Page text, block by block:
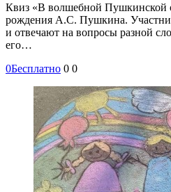
Квиз «В волшебной Пушкинской
рождения А.С. Пушкина.
и отвечают на вопросы разной
его…
0Бесплатно 0 0